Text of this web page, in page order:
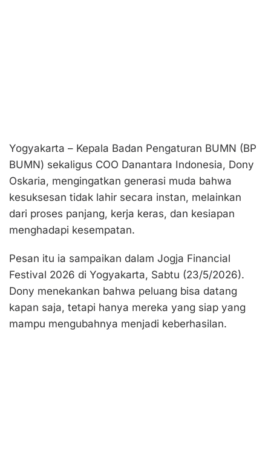
Yogyakarta – Kepala Badan Pengaturan BUMN (BP
BUMN) sekaligus COO Danantara Indonesia, Dony
Oskaria, mengingatkan generasi muda bahwa
kesuksesan tidak lahir secara instan, melainkan
dari proses panjang, kerja keras, dan kesiapan
menghadapi kesempatan.
Pesan itu ia sampaikan dalam Jogja Financial
Festival 2026 di Yogyakarta, Sabtu (23/5/2026).
Dony menekankan bahwa peluang bisa datang
kapan saja, tetapi hanya mereka yang siap yang
mampu mengubahnya menjadi keberhasilan.